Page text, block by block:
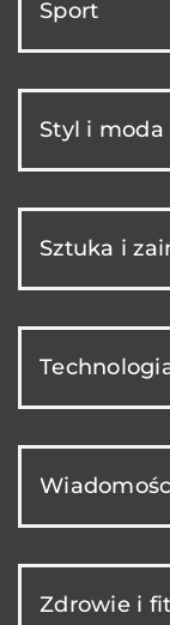
Sport
Styl i moda
Sztuka i
Zdrowie i